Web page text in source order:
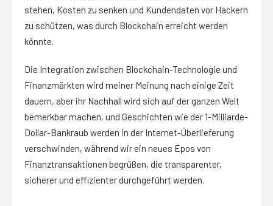
stehen, Kosten zu senken und Kundendaten vor Hackern
zu schützen, was durch Blockchain erreicht werden
könnte.
Die Integration zwischen Blockchain-Technologie und
Finanzmärkten wird meiner Meinung nach einige Zeit
dauern, aber ihr Nachhall wird sich auf der ganzen Welt
bemerkbar machen, und Geschichten wie der 1-Milliarde-
Dollar-Bankraub werden in der Internet-Überlieferung
verschwinden, während wir ein neues Epos von
Finanztransaktionen begrüßen, die transparenter,
sicherer und effizienter durchgeführt werden.